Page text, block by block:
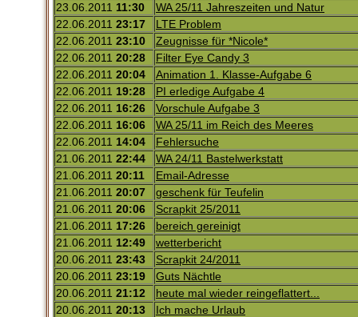
23.06.2011 11:30
WA 25/11 Jahreszeiten und Natur
22.06.2011 23:17
LTE Problem
22.06.2011 23:10
Zeugnisse für *Nicole*
22.06.2011 20:28
Filter Eye Candy 3
22.06.2011 20:04
Animation 1. Klasse-Aufgabe 6
22.06.2011 19:28
PI erledige Aufgabe 4
22.06.2011 16:26
Vorschule Aufgabe 3
22.06.2011 16:06
WA 25/11 im Reich des Meeres
22.06.2011 14:04
Fehlersuche
21.06.2011 22:44
WA 24/11 Bastelwerkstatt
21.06.2011 20:11
Email-Adresse
21.06.2011 20:07
geschenk für Teufelin
21.06.2011 20:06
Scrapkit 25/2011
21.06.2011 17:26
bereich gereinigt
21.06.2011 12:49
wetterbericht
20.06.2011 23:43
Scrapkit 24/2011
20.06.2011 23:19
Guts Nächtle
20.06.2011 21:12
heute mal wieder reingeflattert...
20.06.2011 20:13
Ich mache Urlaub